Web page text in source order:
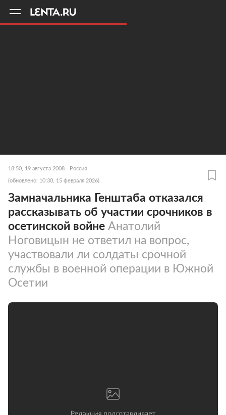
18:50, 19 августа 2008 Россия
(обновлено: 10:30, 15 февраля 2026)
Замначальника Генштаба отказался
рассказывать об участии срочников в
осетинской войне Анатолий
Ноговицын не ответил на вопрос,
участвовали ли солдаты срочной
службы в военной операции в Южной
Осетии